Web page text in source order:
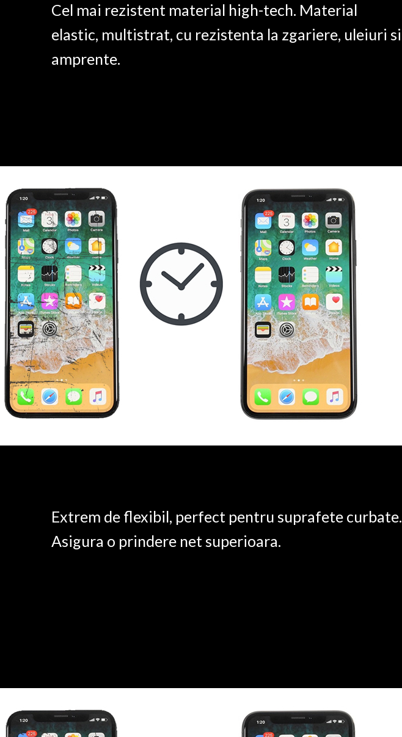
Cel mai rezistent material high-tech. Material
elastic, multistrat, cu rezistenta la zgariere, uleiuri si
amprente.
Extrem de flexibil, perfect pentru suprafete curbate.
Asigura o prindere net superioara.